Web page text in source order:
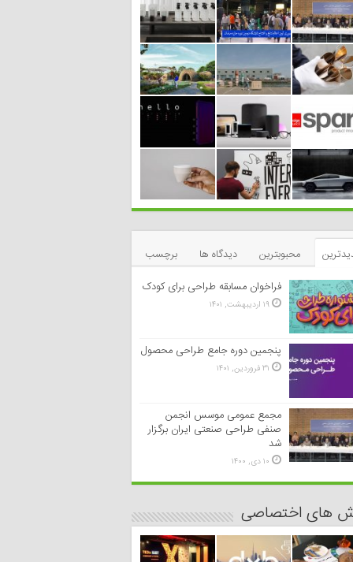
محبوبترین دیدگاه ها
برچسب
فراخوان مسابقه طراحی برای کودک
۱۹ اردیبهشت, ۱۴۰۱
پنجمین دوره جامع طراحی محصول
۳۱ فروردین, ۱۴۰۱
مجمع عمومی موسس انجمن
صنفی طراحی صنعتی ایران برگزار
شد
۱۰ دی, ۱۴۰۰
های اختصاصی